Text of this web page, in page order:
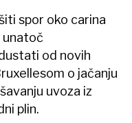
spor oko carina
unatoč
od novih
o jačanju
uvoza iz
plin.